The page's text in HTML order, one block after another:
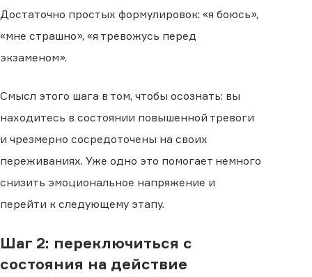
Достаточно простых формулировок: «я боюсь»,
«мне страшно», «я тревожусь перед
экзаменом».
Смысл этого шага в том, чтобы осознать: вы
находитесь в состоянии повышенной тревоги
и чрезмерно сосредоточены на своих
переживаниях. Уже одно это помогает немного
снизить эмоциональное напряжение и
перейти к следующему этапу.
Шаг 2: переключиться с
состояния на действие